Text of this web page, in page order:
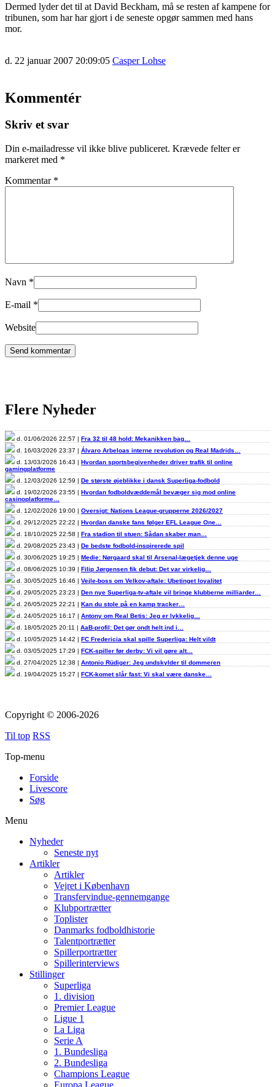
Dermed lyder det til at David Beckham, må se resten af kampene for
tribunen, som har har gjort i de seneste opgør sammen med hans
mor.
d. 22 januar 2007 20:09:05 Casper Lohse
Kommentér
Skriv et svar
Din e-mailadresse vil ikke blive publiceret. Krævede felter er
markeret med *
Kommentar *
Navn *
E-mail *
Website
Flere Nyheder
d. 01/06/2026 22:57 | Fra 32 til 48 hold: Mekanikken bag…
d. 16/03/2026 23:37 | Álvaro Arbeloas interne revolution og Real Madrids…
d. 13/03/2026 16:43 | Hvordan sportsbegivenheder driver trafik til online
gamingplatforme
d. 12/03/2026 12:59 | De største øjeblikke i dansk Superliga-fodbold
d. 19/02/2026 23:55 | Hvordan fodboldvæddemål bevæger sig mod online
casinoplatforme…
d. 12/02/2026 19:00 | Oversigt: Nations League-grupperne 2026/2027
d. 29/12/2025 22:22 | Hvordan danske fans følger EFL League One…
d. 18/10/2025 22:58 | Fra stadion til stuen: Sådan skaber man…
d. 29/08/2025 23:43 | De bedste fodbold-inspirerede spil
d. 30/06/2025 19:25 | Medie: Nørgaard skal til Arsenal-lægetjek denne uge
d. 08/06/2025 10:39 | Filip Jørgensen fik debut: Det var virkelig…
d. 30/05/2025 16:46 | Vejle-boss om Velkov-aftale: Ubetinget loyalitet
d. 29/05/2025 23:23 | Den nye Superliga-tv-aftale vil bringe klubberne milliarder…
d. 26/05/2025 22:21 | Kan du stole på en kamp tracker…
d. 24/05/2025 16:17 | Antony om Real Betis: Jeg er lykkelig…
d. 18/05/2025 20:11 | AaB-profil: Det gør ondt helt ind i…
d. 10/05/2025 14:42 | FC Fredericia skal spille Superliga: Helt vildt
d. 03/05/2025 17:29 | FCK-spiller før derby: Vi vil gøre alt…
d. 27/04/2025 12:38 | Antonio Rüdiger: Jeg undskylder til dommeren
d. 19/04/2025 15:27 | FCK-komet slår fast: Vi skal være danske…
Copyright © 2006-2026
Til top RSS
Top-menu
Forside
Livescore
Søg
Menu
Nyheder
Seneste nyt
Artikler
Artikler
Vejret i København
Transfervindue-gennemgange
Klubportrætter
Toplister
Danmarks fodboldhistorie
Talentportrætter
Spillerportrætter
Spillerinterviews
Stillinger
Superliga
1. division
Premier League
Ligue 1
La Liga
Serie A
1. Bundesliga
2. Bundesliga
Champions League
Europa League